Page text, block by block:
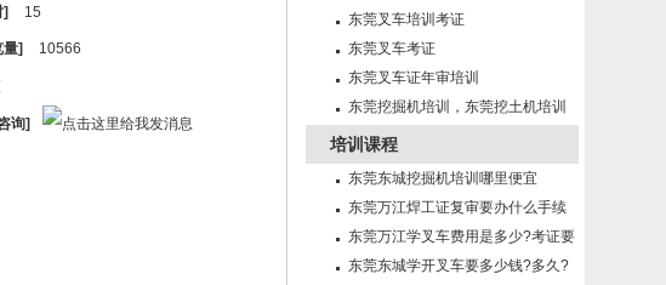
] 15
量] 10566
询]
东莞叉车培训考证
东莞叉车考证
东莞叉车证年审培训
东莞挖掘机培训，东莞挖土机培训
培训课程
东莞东城挖掘机培训哪里便宜
东莞万江焊工证复审要办什么手续
东莞万江学叉车费用是多少?考证要
多久?
东莞东城学开叉车要多少钱?多久?